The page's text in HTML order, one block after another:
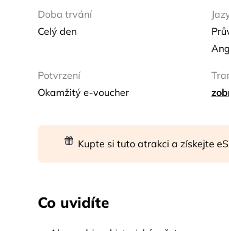
Doba trvání
Celý den
Potvrzení
Okamžitý e-voucher
Kupte si tuto atrakci a získejte
Co uvidíte